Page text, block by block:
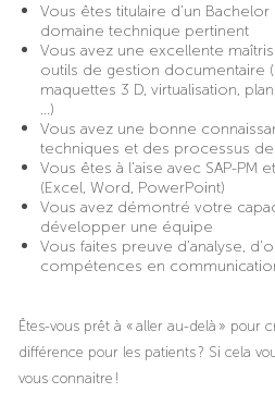
Vous êtes titulaire d’un
domaine technique pertinent
Vous avez une excellente
outils de gestion documentaire (
maquettes 3 D, virtualisation,
…)
Vous avez une bonne
techniques et des processus
Vous êtes à l’aise avec SAP-PM
(Excel, Word, PowerPoint)
Vous avez démontré votre
développer une équipe
Vous faites preuve d’analyse,
compétences en
Êtes-vous prêt à « aller au-delà » pour
différence pour les patients ? Si cela
vous connaitre !